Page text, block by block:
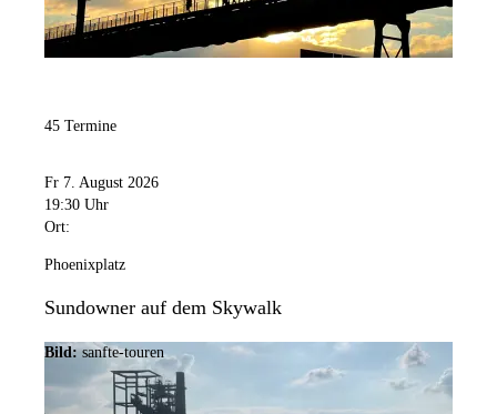
45 Termine
Fr 7. August 2026
19:30 Uhr
Ort:
Phoenixplatz
Sundowner auf dem Skywalk
Bild: sanfte-touren